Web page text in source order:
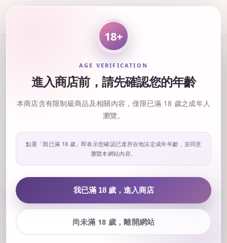
18+
AGE VERIFICATION
進入商店前，請先確認您的年齡
本商店含有限制級商品及相關內容，僅限已滿 18 歲之成年人
瀏覽。
點選「我已滿 18 歲」即表示您確認已達所在地法定成年年齡，並同意
瀏覽本網站內容。
我已滿 18 歲，進入商店
尚未滿 18 歲，離開網站
‹